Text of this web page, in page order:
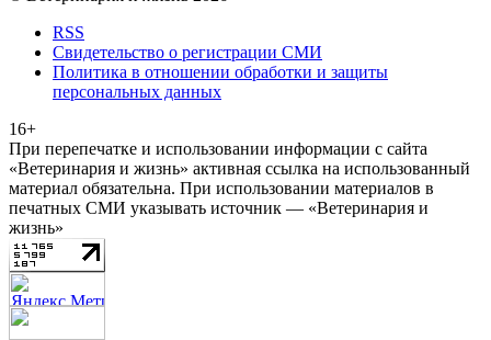
RSS
Свидетельство о регистрации СМИ
Политика в отношении обработки и защиты
персональных данных
16+
При перепечатке и использовании информации с сайта
«Ветеринария и жизнь» активная ссылка на использованный
материал обязательна. При использовании материалов в
печатных СМИ указывать источник — «Ветеринария и
жизнь»